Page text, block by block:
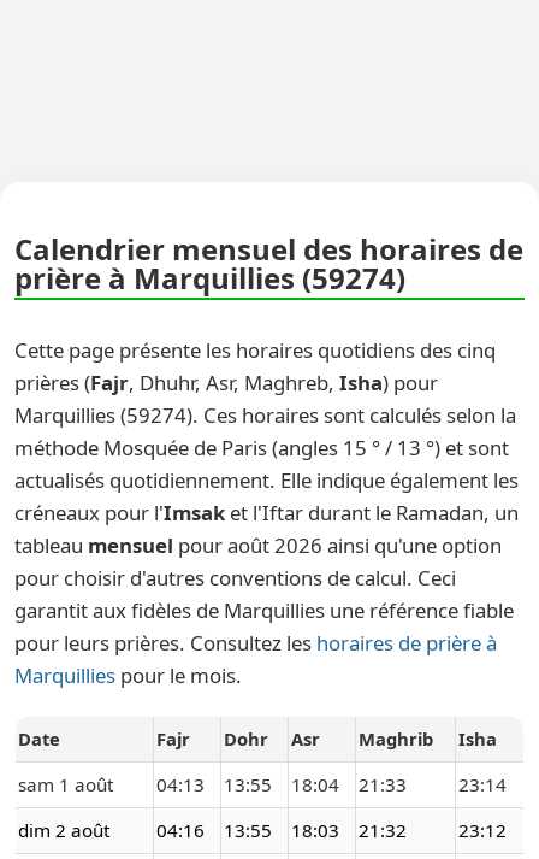
Calendrier mensuel des horaires de
prière à Marquillies (59274)
Cette page présente les horaires quotidiens des cinq
prières (Fajr, Dhuhr, Asr, Maghreb, Isha) pour
Marquillies (59274). Ces horaires sont calculés selon la
méthode Mosquée de Paris (angles 15 ° / 13 °) et sont
actualisés quotidiennement. Elle indique également les
créneaux pour l'Imsak et l'Iftar durant le Ramadan, un
tableau mensuel pour août 2026 ainsi qu'une option
pour choisir d'autres conventions de calcul. Ceci
garantit aux fidèles de Marquillies une référence fiable
pour leurs prières. Consultez les horaires de prière à
Marquillies pour le mois.
Date Fajr Dohr Asr Maghrib
Isha
sam 1 août
04:13 13:55 18:04 21:33
23:14
dim 2 août
04:16 13:55 18:03 21:32 23:12